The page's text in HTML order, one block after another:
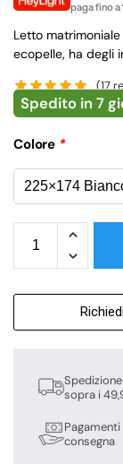
paga fino a
Letto
ecopelle, ha degli
(17
Spedito in 7
Colore *
sopra i
Pagamenti
consegna